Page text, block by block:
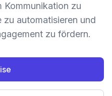
Kommunikation zu
zu automatisieren und
zu fördern.